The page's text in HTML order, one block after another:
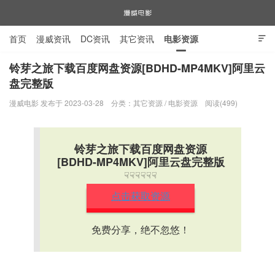
漫威电影

首页 漫威资讯 DC资讯 其它资讯 电影资源
电视剧资源 漫威图片
铃芽之旅下载百度网盘资源[BDHD-MP4MKV]阿里云
盘完整版
漫威电影 发布于 2023-03-28 分类： 其它资源 / 电影资源 阅读(499)
铃芽之旅下载百度网盘资源
[BDHD-MP4MKV]阿里云盘完整版
☟☟☟☟☟☟
点击获取资源
免费分享，绝不忽悠！